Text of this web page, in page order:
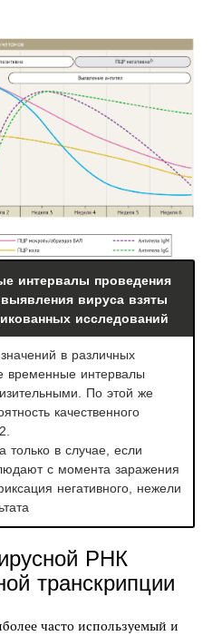
интервалы проведения
вируса взяты
исследований
в различных
временные интервалы
По этой же
качественного
только в случае, если
с момента заражения
негативного, нежели
РНК
транскрипции
часто используемый и